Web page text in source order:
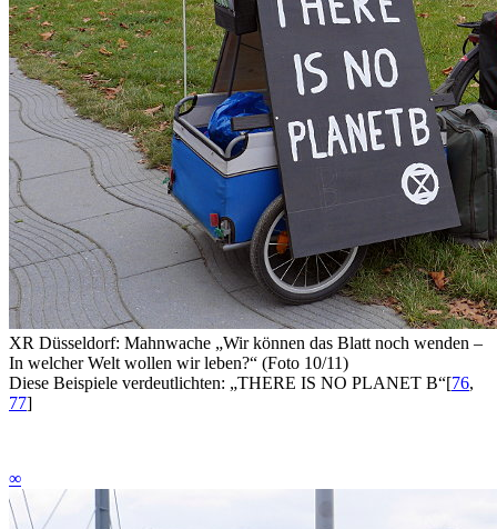
XR Düsseldorf: Mahnwache „Wir können das Blatt noch wenden –
In welcher Welt wollen wir leben?“ (Foto 10/11)
Diese Beispiele verdeutlichten: „THERE IS NO PLANET B“[76,
77]
∞